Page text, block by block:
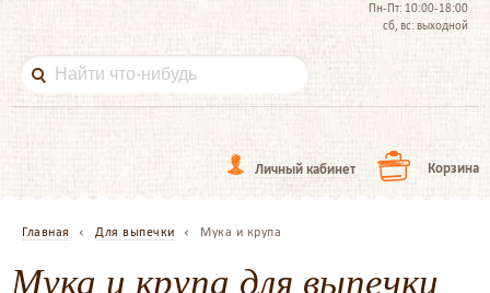
Пн-Пт: 10:00-18:00
сб, вс: выходной
Личный кабинет Корзина
Главная Для выпечки Мука и крупа
Мука и крупа для выпечки